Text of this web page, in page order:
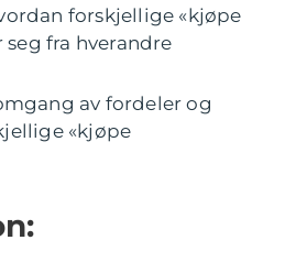
forskjellige «kjøpe
fra hverandre
av fordeler og
«kjøpe